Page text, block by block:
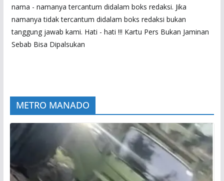
nama - namanya tercantum didalam boks redaksi. Jika
namanya tidak tercantum didalam boks redaksi bukan
tanggung jawab kami. Hati - hati !!! Kartu Pers Bukan Jaminan
Sebab Bisa Dipalsukan
METRO MANADO